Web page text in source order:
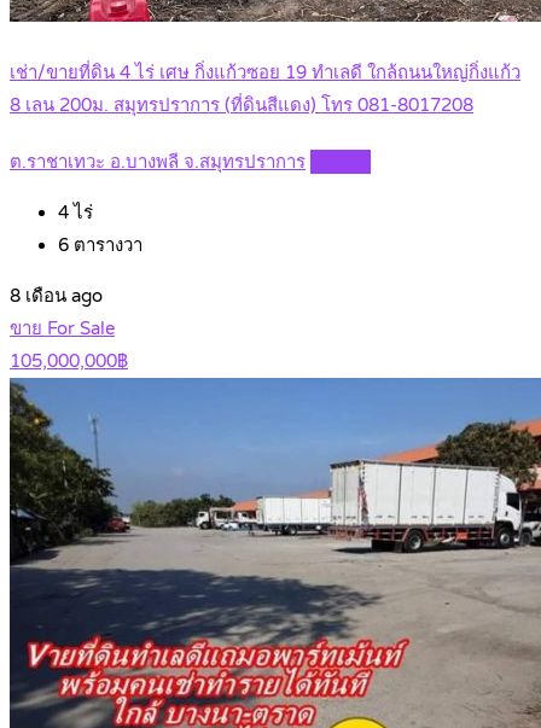
เช่า/ขายที่ดิน 4 ไร่ เศษ กิ่งแก้วซอย 19 ทำเลดี ใกล้ถนนใหญ่กิ่งแก้ว
8 เลน 200ม. สมุทรปราการ (ที่ดินสีแดง) โทร 081-8017208
ต.ราชาเทวะ อ.บางพลี จ.สมุทรปราการ
4 ไร่
6 ตารางวา
8 เดือน ago
ขาย For Sale
105,000,000฿